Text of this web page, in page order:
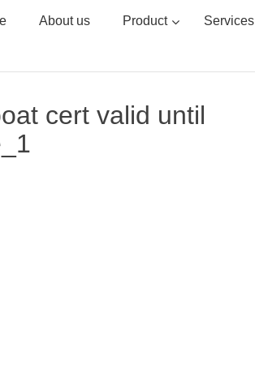
About us Product Services
cert valid until